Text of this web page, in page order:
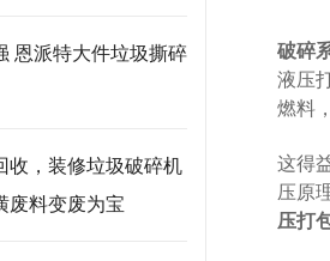
恩派特大件垃圾撕碎
收，装修垃圾破碎机
废料变废为宝
破碎
液压
燃料
这得
压原
压打